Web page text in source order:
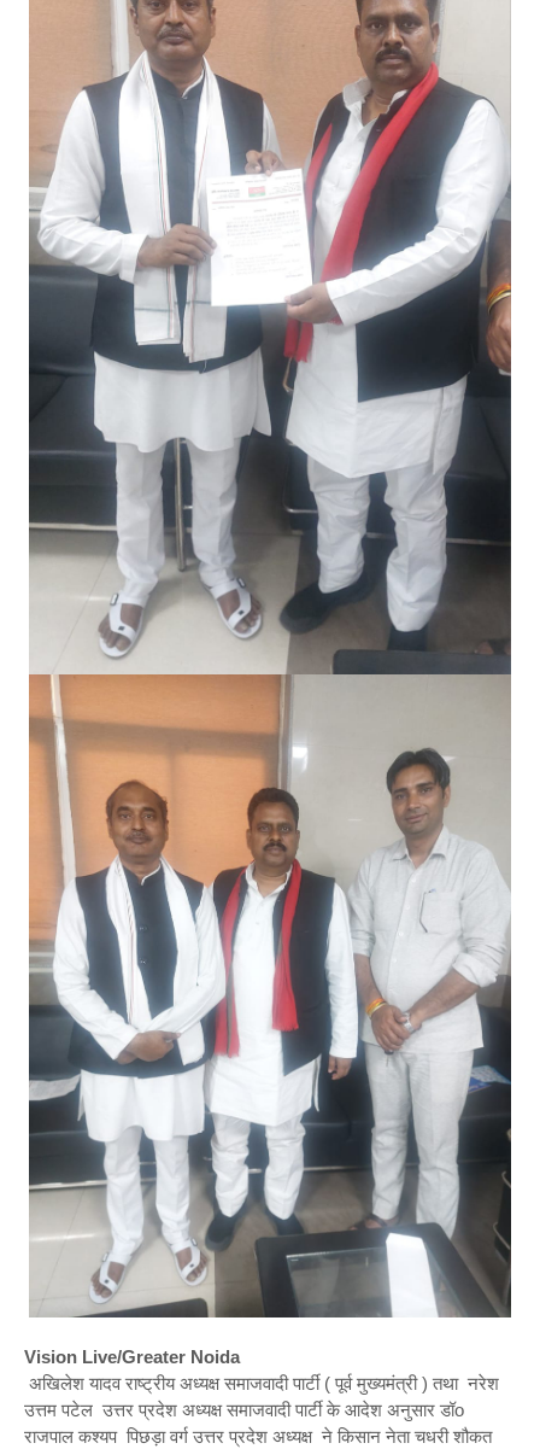
Vision Live/Greater Noida
अखिलेश यादव राष्ट्रीय अध्यक्ष समाजवादी पार्टी ( पूर्व मुख्यमंत्री ) तथा नरेश
उत्तम पटेल उत्तर प्रदेश अध्यक्ष समाजवादी पार्टी के आदेश अनुसार डॉo
राजपाल कश्यप पिछड़ा वर्ग उत्तर प्रदेश अध्यक्ष ने किसान नेता चधरी शौकत